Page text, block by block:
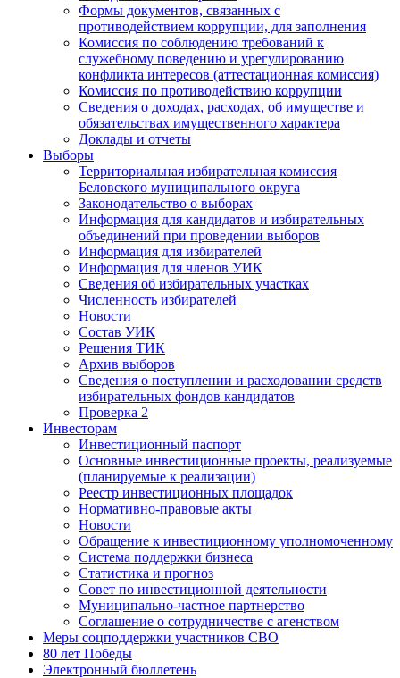
Формы документов, связанных с
противодействием коррупции, для заполнения
Комиссия по соблюдению требований к
служебному поведению и урегулированию
конфликта интересов (аттестационная комиссия)
Комиссия по противодействию коррупции
Сведения о доходах, расходах, об имуществе и
обязательствах имущественного характера
Доклады и отчеты
Выборы
Территориальная избирательная комиссия
Беловского муниципального округа
Законодательство о выборах
Информация для кандидатов и избирательных
объединений при проведении выборов
Информация для избирателей
Информация для членов УИК
Сведения об избирательных участках
Численность избирателей
Новости
Состав УИК
Решения ТИК
Архив выборов
Сведения о поступлении и расходовании средств
избирательных фондов кандидатов
Проверка 2
Инвесторам
Инвестиционный паспорт
Основные инвестиционные проекты, реализуемые
(планируемые к реализации)
Реестр инвестиционных площадок
Нормативно-правовые акты
Новости
Обращение к инвестиционному уполномоченному
Система поддержки бизнеса
Статистика и прогноз
Совет по инвестиционной деятельности
Муниципально-частное партнерство
Соглашение о сотрудничестве с агенством
Меры соцподдержки участников СВО
80 лет Победы
Электронный бюллетень